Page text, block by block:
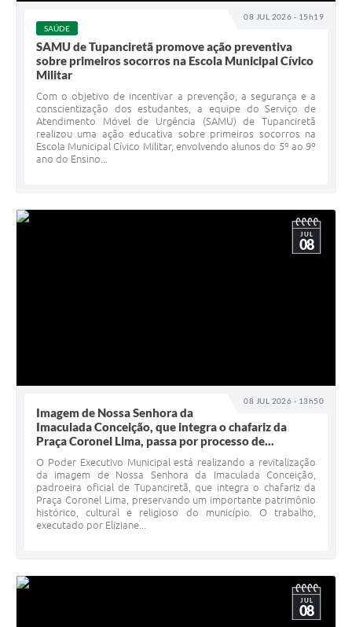
08 JUL 2026 - 15h19
SAÚDE
SAMU de Tupanciretã promove ação preventiva
sobre primeiros socorros na Escola Municipal Cívico
Militar
Com o objetivo de incentivar a prevenção, a segurança e a
conscientização dos estudantes, a equipe do Serviço de
Atendimento Móvel de Urgência (SAMU) de Tupanciretã
realizou uma ação educativa sobre primeiros socorros na
Escola Municipal Cívico Militar, envolvendo alunos do 5º ao 9º
ano do Ensino...
08 JUL 2026 - 13h50
JUL
08
Imagem de Nossa Senhora da
Imaculada Conceição, que integra o chafariz da
Praça Coronel Lima, passa por processo de...
O Poder Executivo Municipal está realizando a revitalização
da imagem de Nossa Senhora da Imaculada Conceição,
padroeira oficial de Tupanciretã, que integra o chafariz da
Praça Coronel Lima, preservando um importante patrimônio
histórico, cultural e religioso do município. O trabalho,
executado por Eliziane...
JUL
08